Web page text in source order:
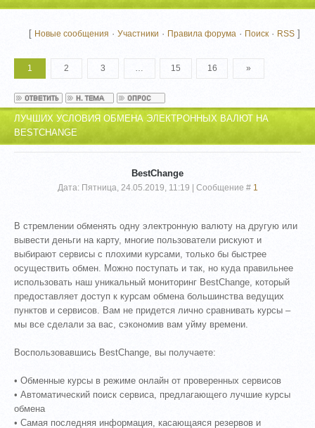
[ Новые сообщения ·Участники · Правила форума · Поиск · RSS ]
1 2 3 15 16 »
ЛУЧШИХ УСЛОВИЯ ОБМЕНА ЭЛЕКТРОННЫХ ВАЛЮТ НА
BESTCHANGE
BestChange
Дата: Пятница, 24.05.2019, 11:19 | Сообщение # 1
В стремлении обменять одну электронную валюту на другую или
вывести деньги на карту, многие пользователи рискуют и
выбирают сервисы с плохими курсами, только бы быстрее
осуществить обмен. Можно поступать и так, но куда правильнее
использовать наш уникальный мониторинг BestChange, который
предоставляет доступ к курсам обмена большинства ведущих
пунктов и сервисов. Вам не придется лично сравнивать курсы –
мы все сделали за вас, сэкономив вам уйму времени.
Воспользовавшись BestChange, вы получаете:
• Обменные курсы в режиме онлайн от проверенных сервисов
• Автоматический поиск сервиса, предлагающего лучшие курсы
обмена
• Самая последняя информация, касающаяся резервов и